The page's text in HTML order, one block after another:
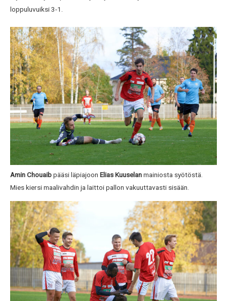
loppuluvuiksi 3-1.
Amin Chouaibpääsi läpiajoon Elias Kuuselanmainiosta syötöstä.
Mies kiersi maalivahdin ja laittoi pallon vakuuttavasti sisään.